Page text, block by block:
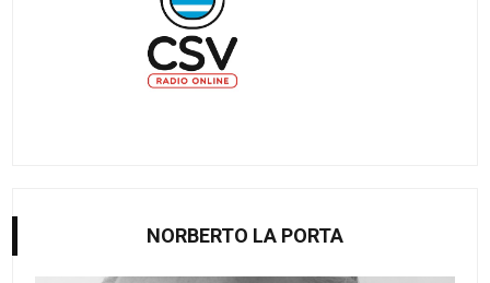
NORBERTO LA PORTA